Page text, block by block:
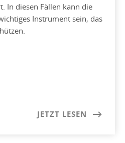
In diesen Fällen kann die
Instrument sein, das
JETZT LESEN